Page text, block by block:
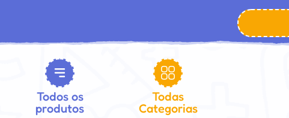
Todos os
produtos
Todas
Categorias